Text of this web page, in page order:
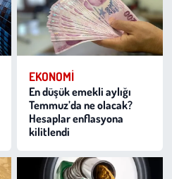
EKONOMI
En düşük emekli aylığı
Temmuz’da ne olacak?
Hesaplar enflasyona
kilitlendi